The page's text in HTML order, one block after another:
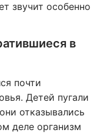
звучит особенно
в
почти
Детей пугали
отказывались
деле организм